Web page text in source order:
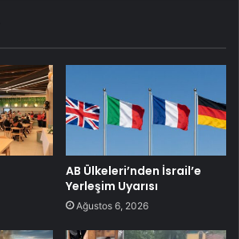
AB Ülkeleri’nden İsrail’e
Yerleşim Uyarısı
Ağustos 6, 2026